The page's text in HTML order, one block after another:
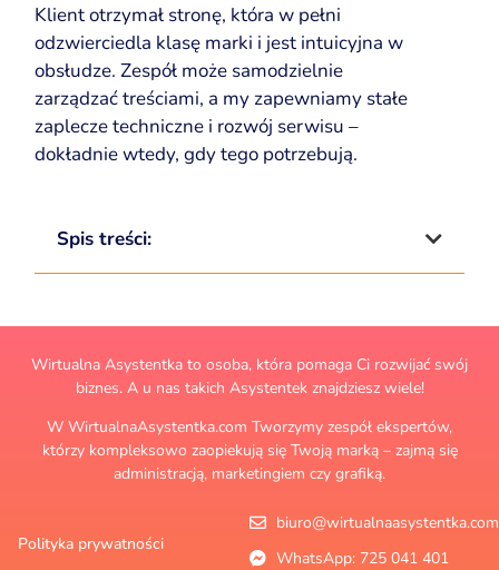
Spis treści:
Klient otrzymał stronę, która w pełni
odzwierciedla klasę marki i jest intuicyjna w
obsłudze. Zespół może samodzielnie
zarządzać treściami, a my zapewniamy stałe
zaplecze techniczne i rozwój serwisu –
dokładnie wtedy, gdy tego potrzebują.
Wirtualna Asystentka to osoba, która pomaga Ci rozwijać swój
biznes. A u nas takich Asystentek znajdziesz wiele!
W WirtualnaAsystentka.com Tworzymy zespół ekspertów,
którzy kompleksowo zaopiekują się Twoją marką – zajmą się
administracją, marketingiem czy grafiką.
Polityka prywatności
biuro@wirtualnaasystentka.com
WhatsApp: 725 041 401